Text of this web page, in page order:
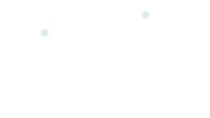
アに加え、呼吸・瞑想を取り入
れに気づきにくい点も影響しま
律神経の乱れレシピ開発や締切
り、首や肩の力が抜けにくくな